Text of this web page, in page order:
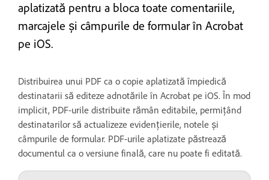
aplatizată pentru a bloca toate comentariile,
marcajele și câmpurile de formular în Acrobat
pe iOS.
Distribuirea unui PDF ca o copie aplatizată împiedică
destinatarii să editeze adnotările în Acrobat pe iOS. În mod
implicit, PDF-urile distribuite rămân editabile, permițând
destinatarilor să actualizeze evidențierile, notele și
câmpurile de formular. PDF-urile aplatizate păstrează
documentul ca o versiune finală, care nu poate fi editată.